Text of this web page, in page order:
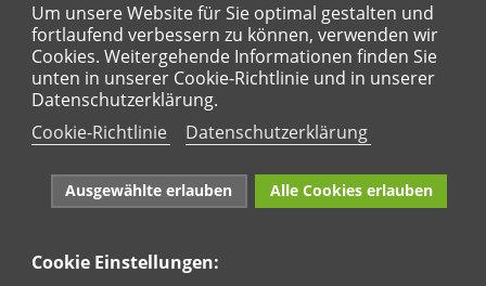
Um unsere Website für Sie optimal gestalten und
fortlaufend verbessern zu können, verwenden wir
Cookies. Weitergehende Informationen finden Sie
unten in unserer Cookie-Richtlinie und in unserer
Datenschutzerklärung.
Cookie-Richtlinie
Datenschutzerklärung
Ausgewählte erlauben Alle Cookies erlauben
Cookie Einstellungen:
Regional
Karte
Naturpark Rhein-Westerwald e.V. · Marktstraße 88·